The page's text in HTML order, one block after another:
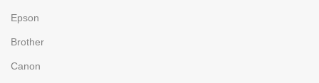
Epson
Brother
Canon